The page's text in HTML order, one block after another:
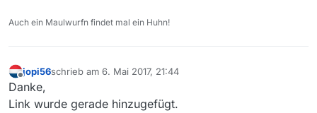
Auch ein Maulwurfn findet mal ein Huhn!
Offline
jopi56schrieb am 6. Mai 2017, 21:44
zuletzt editiert von
Danke,
Link wurde gerade hinzugefügt.